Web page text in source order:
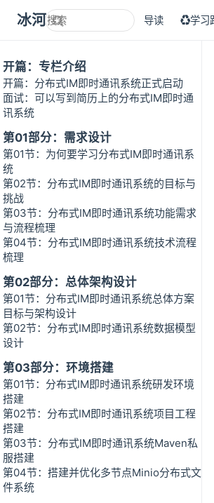
冰河技术 导读 ♻学习
开篇：专栏介绍
开篇：分布式IM即时通讯系统正式启动
面试：可以写到简历上的分布式IM即时通
讯系统
第01部分：需求设计
第01节：为何要学习分布式IM即时通讯系
统
第02节：分布式IM即时通讯系统的目标与
挑战
第03节：分布式IM即时通讯系统功能需求
与流程梳理
第04节：分布式IM即时通讯系统技术流程
梳理
第02部分：总体架构设计
第01节：分布式IM即时通讯系统总体方案
目标与架构设计
第02节：分布式IM即时通讯系统数据模型
设计
第03部分：环境搭建
第01节：分布式IM即时通讯系统研发环境
搭建
第02节：分布式IM即时通讯系统项目工程
搭建
第03节：分布式IM即时通讯系统Maven私
服搭建
第04节：搭建并优化多节点Minio分布式文
件系统